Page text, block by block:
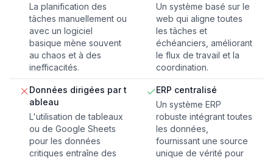
La planification des
tâches manuellement ou
avec un logiciel
basique mène souvent
au chaos et à des
inefficacités.
Un système basé sur le
web qui aligne toutes
les tâches et
échéanciers, améliorant
le flux de travail et la
coordination.
Données dirigées par t
ableau
L'utilisation de tableaux
ou de Google Sheets
pour les données
critiques entraîne des
ERP centralisé
Un système ERP
robuste intégrant toutes
les données,
fournissant une source
unique de vérité pour